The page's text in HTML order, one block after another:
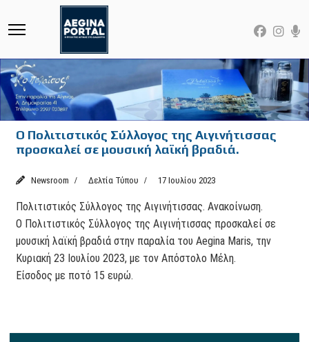
Ο Πολιτιστικός Σύλλογος της Αιγινήτισσας
προσκαλεί σε μουσική λαϊκή βραδιά.
Newsroom Δελτία Τύπου 17 Ιουλίου 2023
Πολιτιστικός Σύλλογος της Αιγινήτισσας. Ανακοίνωση.
Ο Πολιτιστικός Σύλλογος της Αιγινήτισσας προσκαλεί σε
μουσική λαϊκή βραδιά στην παραλία του Aegina Maris, την
Κυριακή 23 Ιουλίου 2023, με τον Απόστολο Μέλη.
Είσοδος με ποτό 15 ευρώ.